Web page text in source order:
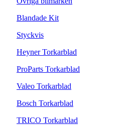
Blandade Kit
Styckvis
Heyner Torkarblad
ProParts Torkarblad
Valeo Torkarblad
Bosch Torkarblad
TRICO Torkarblad